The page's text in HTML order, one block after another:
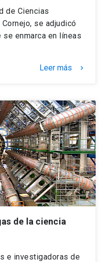
de Ciencias
se adjudicó
enmarca en líneas
Leer más keyboard_arrow_right
de la ciencia
e investigadoras de